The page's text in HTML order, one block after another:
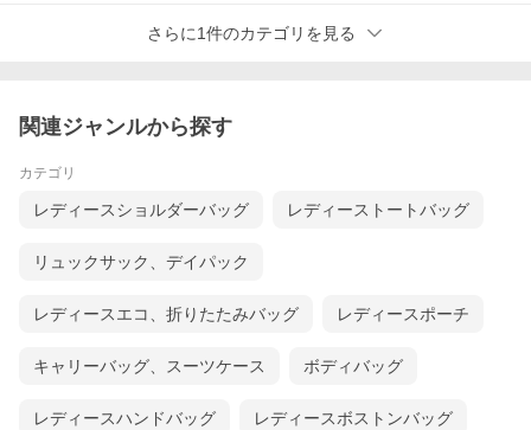
い、高級感溢れる素材でありながら、デイリーにも存分にお使い
いただけるシリーズです。
工房』で作られています。
製にこだわり
います。
さらに1件のカテゴリを見る
関連ジャンルから探す
カテゴリ
レディースショルダーバッグ レディーストートバッグ
リュックサック、デイパック
レディースエコ、折りたたみバッグ レディースポーチ
キャリーバッグ、スーツケース ボディバッグ
レディースハンドバッグ レディースボストンバッグ